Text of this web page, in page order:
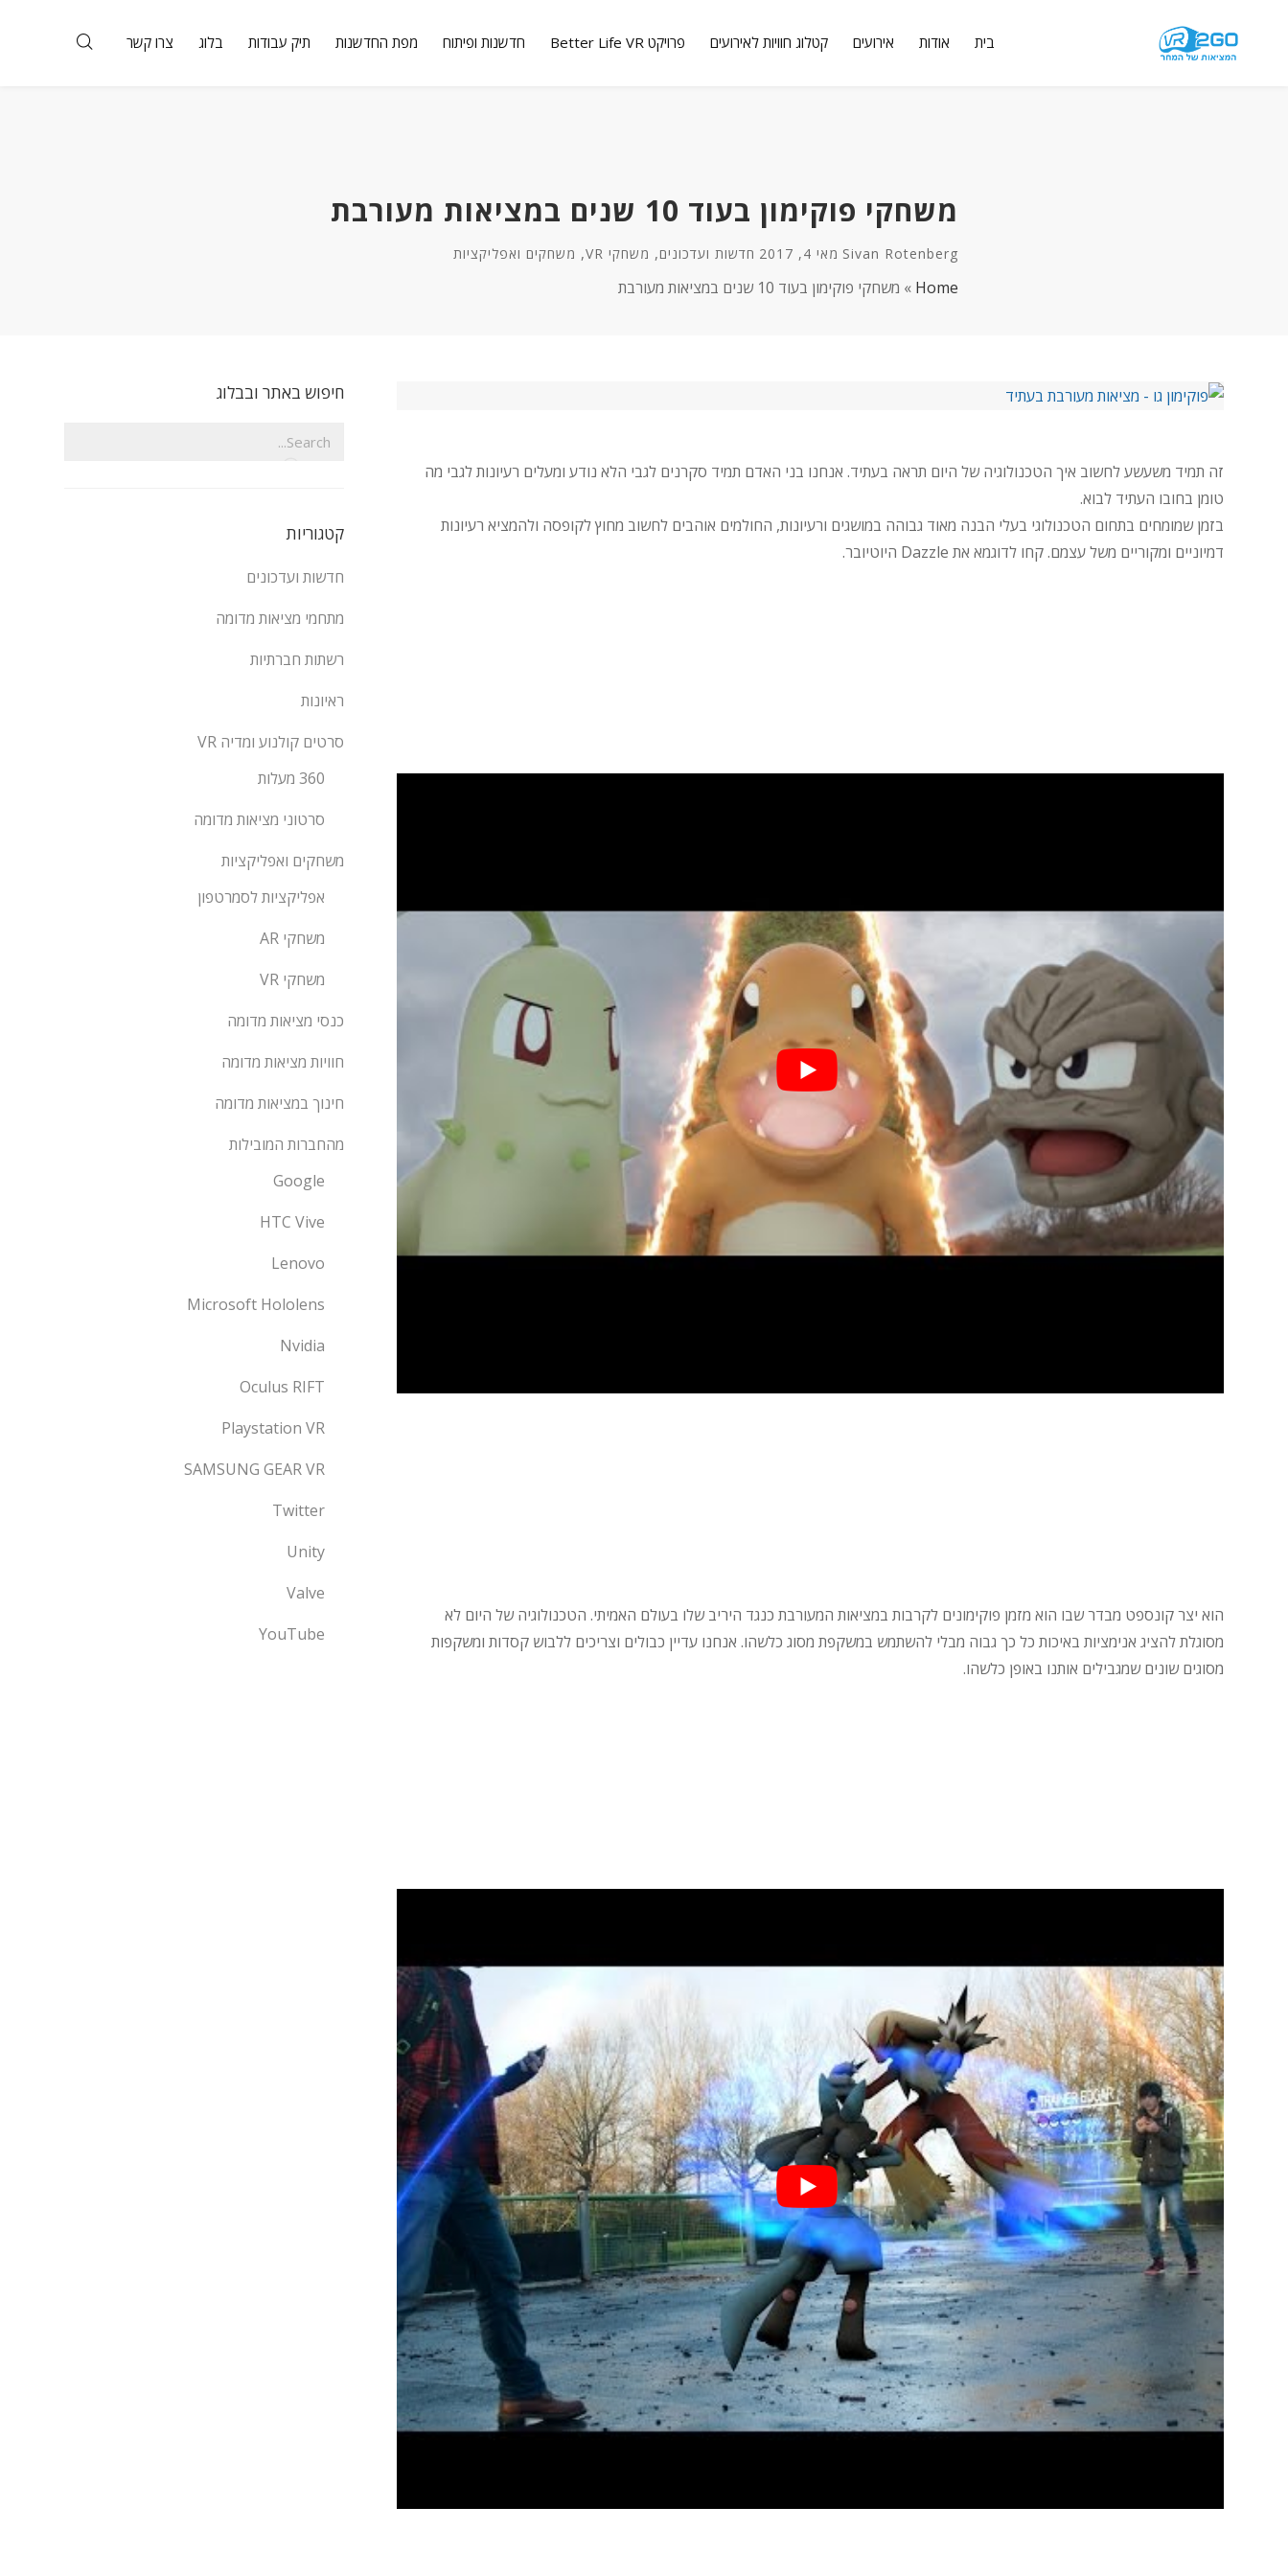
בית אודות אירועים קטלוג חוויות לאירועים פרויקט Better Life VR חדשנות ופיתוח מפת החדשנות תיק עבודות בלוג צרו קשר
משחקי פוקימון בעוד 10 שנים במציאות מעורבת
Sivan Rotenberg מאי 4, 2017 חדשות ועדכונים, משחקי VR , משחקים ואפליקציות
Home
» משחקי פוקימון בעוד 10 שנים במציאות מעורבת
זה תמיד משעשע לחשוב איך הטכנולוגיה של היום תראה בעתיד. אנחנו בני האדם תמיד סקרנים לגבי הלא נודע ומעלים רעיונות לגבי מה
טומן בחובו העתיד לבוא.
בזמן שמומחים בתחום הטכנולוגי בעלי הבנה מאוד גבוהה במושגים ורעיונות, החולמים אוהבים לחשוב מחוץ לקופסה ולהמציא רעיונות
דמיוניים ומקוריים משל עצמם. קחו לדוגמא את Dazzle היוטיובר.
הוא יצר קונספט מבדר שבו הוא מזמן פוקימונים לקרבות במציאות המעורבת כנגד היריב שלו בעולם האמיתי. הטכנולוגיה של היום לא
מסוגלת להציג אנימציות באיכות כל כך גבוה מבלי להשתמש במשקפת מסוג כלשהו. אנחנו עדיין כבולים וצריכים ללבוש קסדות ומשקפות
מסוגים שונים שמגבילים אותנו באופן כלשהו.
חיפוש באתר ובבלוג
קטגוריות
חדשות ועדכונים
מתחמי מציאות מדומה
רשתות חברתיות
ראיונות
סרטים קולנוע ומדיה VR
360 מעלות
סרטוני מציאות מדומה
משחקים ואפליקציות
אפליקציות לסמרטפון
משחקי AR
משחקי VR
כנסי מציאות מדומה
חוויות מציאות מדומה
חינוך במציאות מדומה
מהחברות המובילות
Google
HTC Vive
Lenovo
Microsoft Hololens
Nvidia
Oculus RIFT
Playstation VR
SAMSUNG GEAR VR
Twitter
Unity
Valve
YouTube